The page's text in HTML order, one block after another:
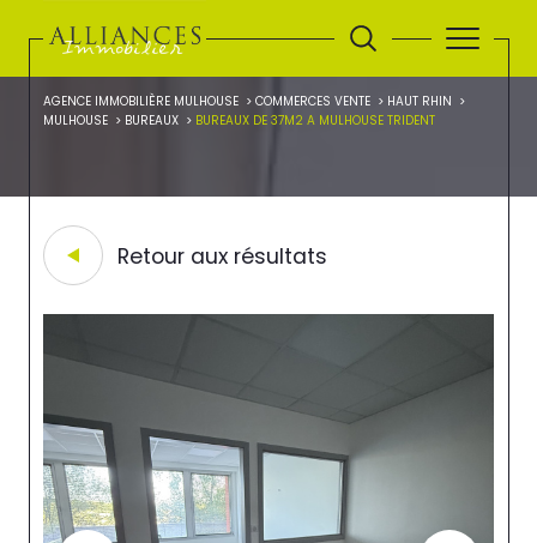
AGENCE IMMOBILIÈRE MULHOUSE COMMERCES VENTE
HAUT RHIN
MULHOUSE
BUREAUX BUREAUX DE 37M2 A MULHOUSE TRIDENT
Retour aux résultats